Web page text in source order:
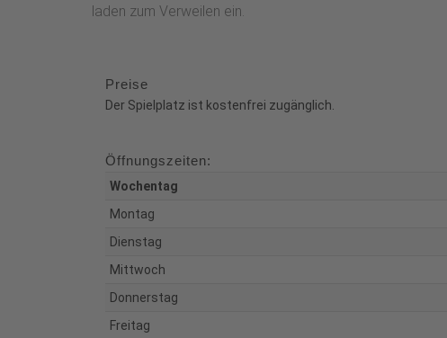
laden zum Verweilen ein.
Preise
Der Spielplatz ist kostenfrei zugänglich.
Öffnungszeiten:
Wochentag
Montag
Dienstag
Mittwoch
Donnerstag
Freitag